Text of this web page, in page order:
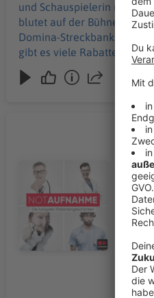
und Schauspielerin nimmt
blutet auf der Bühne. Max
Domina-Streckbank... Keine Angst: Dieser Podcast
gibt es viele Rabatte und alle
Werbung in diesem
Audiotitel - Die schönsten
Die
ist
geht
Hooligans
zu den